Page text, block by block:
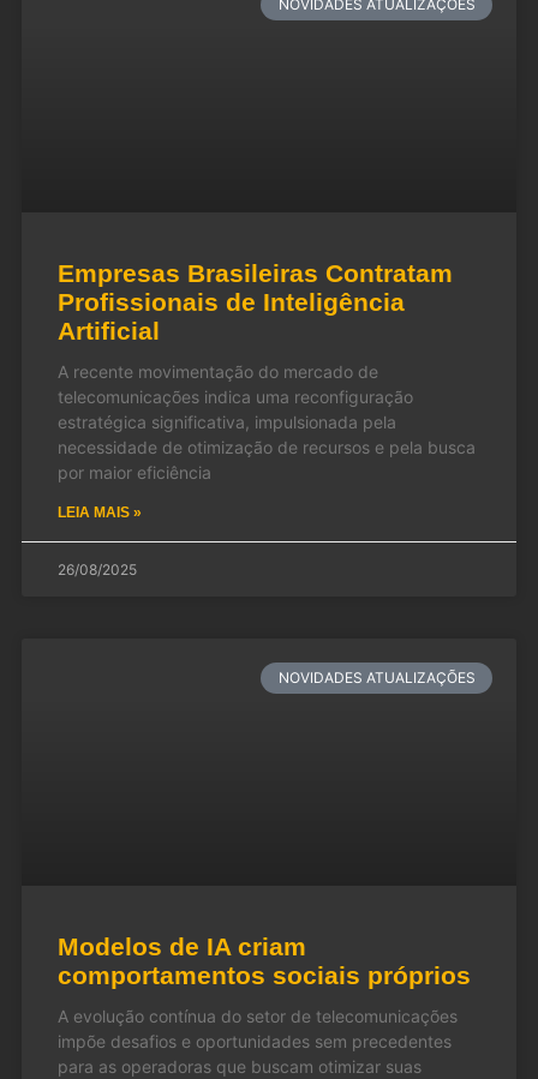
NOVIDADES ATUALIZAÇÕES
Empresas Brasileiras Contratam
Profissionais de Inteligência
Artificial
A recente movimentação do mercado de
telecomunicações indica uma reconfiguração
estratégica significativa, impulsionada pela
necessidade de otimização de recursos e pela busca
por maior eficiência
LEIA MAIS »
26/08/2025
NOVIDADES ATUALIZAÇÕES
Modelos de IA criam
comportamentos sociais próprios
A evolução contínua do setor de telecomunicações
impõe desafios e oportunidades sem precedentes
para as operadoras que buscam otimizar suas